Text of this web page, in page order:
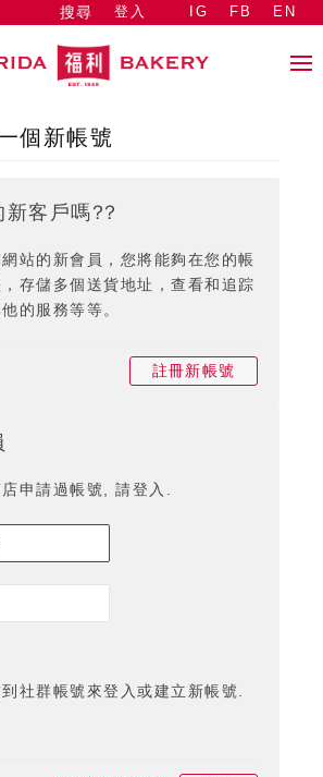
搜尋 登入 IG FB EN
個新帳號
新客戶嗎??
站的新會員，您將能夠在您的帳
存儲多個送貨地址，查看和追踪
的服務等等。
註冊新帳號
申請過帳號, 請登入.
社群帳號來登入或建立新帳號.